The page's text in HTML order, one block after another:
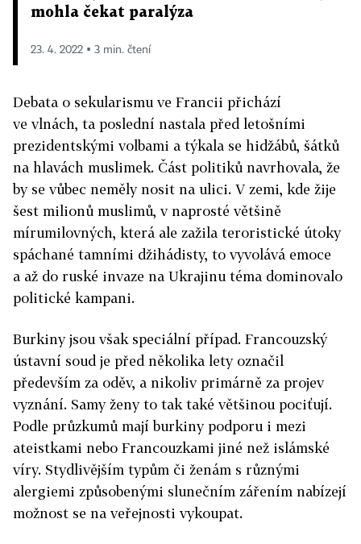
mohla čekat paralýza
23. 4. 2022 ▪ 3 min. čtení
Debata o sekularismu ve Francii přichází
ve vlnách, ta poslední nastala před letošními
prezidentskými volbami a týkala se hidžábů, šátků
na hlavách muslimek. Část politiků navrhovala, že
by se vůbec neměly nosit na ulici. V zemi, kde žije
šest milionů muslimů, v naprosté většině
mírumilovných, která ale zažila teroristické útoky
spáchané tamními džihádisty, to vyvolává emoce
a až do ruské invaze na Ukrajinu téma dominovalo
politické kampani.
Burkiny jsou však speciální případ. Francouzský
ústavní soud je před několika lety označil
především za oděv, a nikoliv primárně za projev
vyznání. Samy ženy to tak také většinou pociťují.
Podle průzkumů mají burkiny podporu i mezi
ateistkami nebo Francouzkami jiné než islámské
víry. Stydlivějším typům či ženám s různými
alergiemi způsobenými slunečním zářením nabízejí
možnost se na veřejnosti vykoupat.